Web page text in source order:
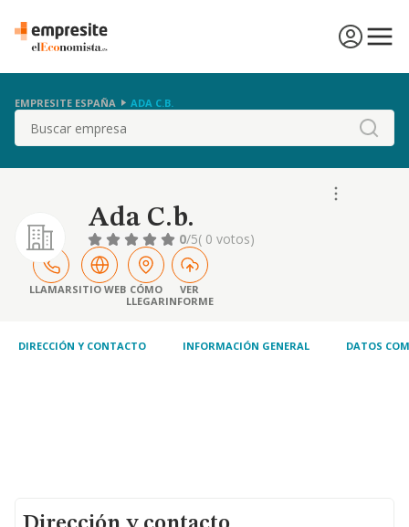
EMPRESITE ESPAÑA ADA C.B.
Buscar
Ada C.b.
0/5( 0 votos)
LLAMARSITIO WEB CÓMO
LLEGAR
VER
INFORME
DIRECCIÓN Y CONTACTO INFORMACIÓN GENERAL DATOS